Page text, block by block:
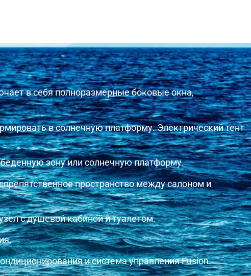
в себя полноразмерные боковые окна,
в солнечную платформу. Электрический тент
зону или солнечную платформу.
пространство между салоном и
с душевой кабиной и туалетом.
и система управления Fusion.